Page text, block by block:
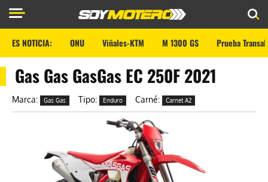
ES NOTICIA: ONU Viñales-KTM M 1300 GS Prueba
Gas Gas GasGas EC 250F 2021
Marca: Gas Gas Tipo: Enduro Carné: Carnet A2